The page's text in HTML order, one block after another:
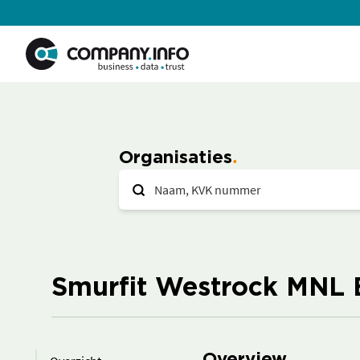
Organisaties
Smurfit Westrock MNL